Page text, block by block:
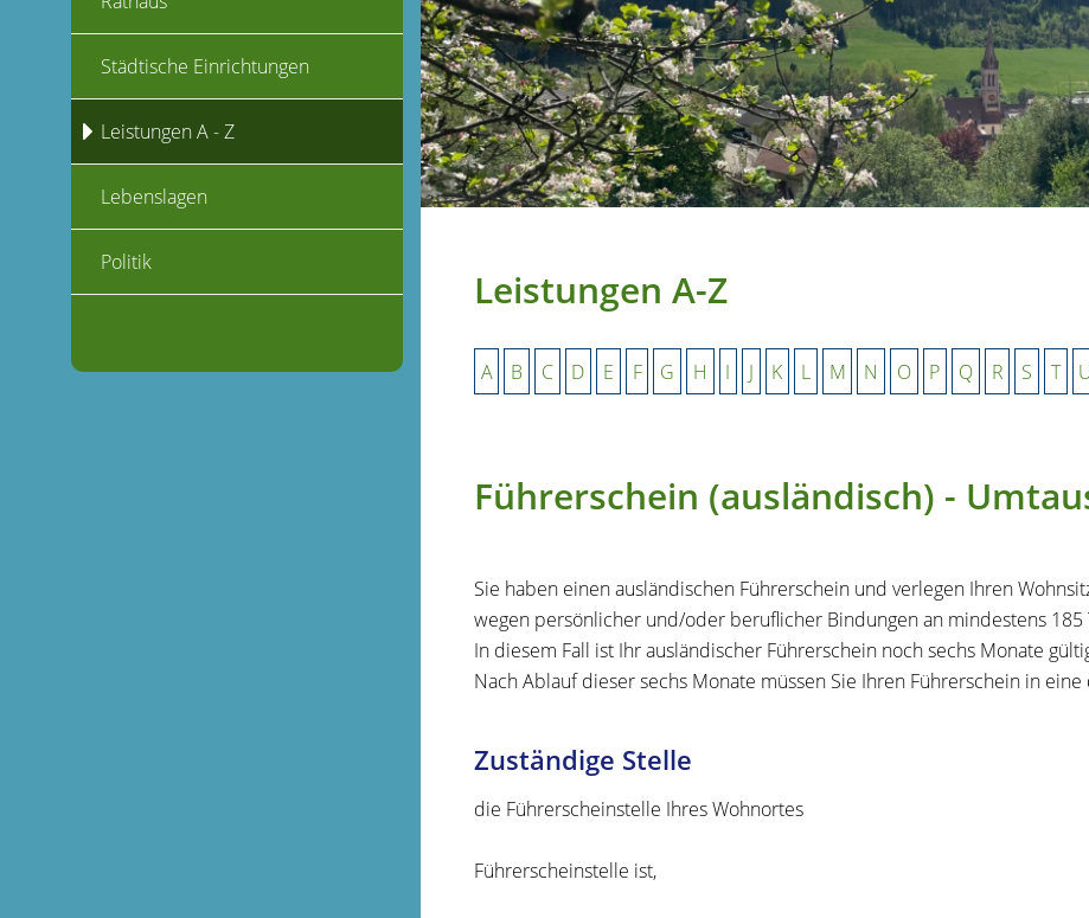
Leistungen A-Z
A B C D E F G H I J K L M N O P Q R S T U
Führerschein (ausländisch) -
Sie haben einen ausländischen Führerschein und verlegen Ihren
wegen persönlicher und/oder beruflicher Bindungen an mindestens 185
In diesem Fall ist Ihr ausländischer Führerschein noch sechs Monate
Nach Ablauf dieser sechs Monate müssen Sie Ihren Führerschein in
Zuständige Stelle
die Führerscheinstelle Ihres Wohnortes
Führerscheinstelle ist,
Städtische Einrichtungen
Leistungen A - Z
Lebenslagen
Politik